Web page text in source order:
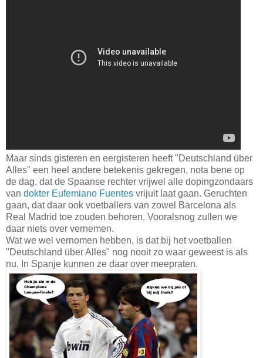
Maar sinds gisteren en eergisteren heeft "Deutschland über
Alles" een heel andere betekenis gekregen, nota bene op
de dag, dat de Spaanse rechter vrijwel alle dopingzondaars
van dokter Eufemiano Fuentes vrijuit laat gaan. Geruchten
gaan, dat daar ook voetballers van zowel Barcelona als
Real Madrid toe zouden behoren. Vooralsnog zullen we
daar niets over vernemen.
Wat we wel vernomen hebben, is dat bij het voetballen
"Deutschland über Alles" nog nooit zo waar geweest is als
nu. In Spanje kunnen ze daar over meepraten.